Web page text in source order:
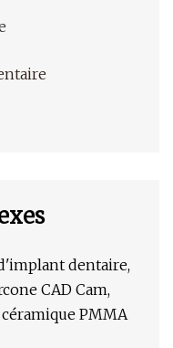
dentaire,
CAD Cam,
PMMA